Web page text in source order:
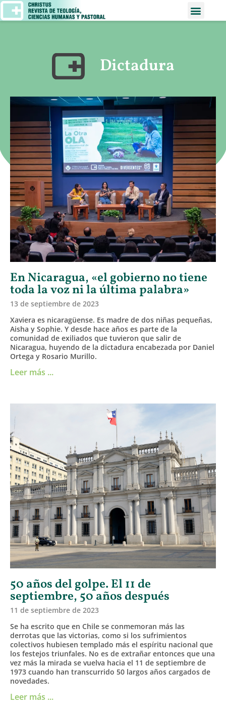
Dictadura
En Nicaragua, «el gobierno no tiene
toda la voz ni la última palabra»
13 de septiembre de 2023
Xaviera es nicaragüense. Es madre de dos niñas pequeñas,
Aisha y Sophie. Y desde hace años es parte de la
comunidad de exiliados que tuvieron que salir de
Nicaragua, huyendo de la dictadura encabezada por Daniel
Ortega y Rosario Murillo.
Leer más ...
50 años del golpe. El 11 de
septiembre, 50 años después
11 de septiembre de 2023
Se ha escrito que en Chile se conmemoran más las
derrotas que las victorias, como si los sufrimientos
colectivos hubiesen templado más el espíritu nacional que
los festejos triunfales. No es de extrañar entonces que una
vez más la mirada se vuelva hacia el 11 de septiembre de
1973 cuando han transcurrido 50 largos años cargados de
novedades.
Leer más ...